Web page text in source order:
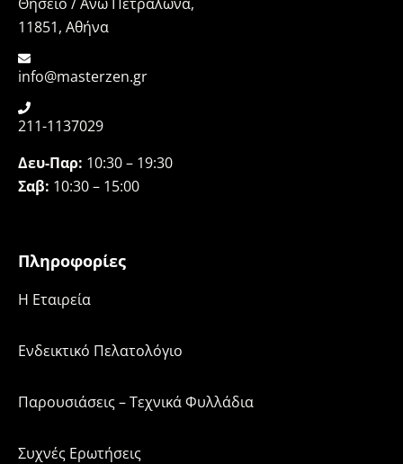
11851, Αθήνα
info@masterzen.gr
211-1137029
Δευ-Παρ: 10:30 – 19:30
Σαβ: 10:30 – 15:00
Πληροφορίες
H Εταιρεία
Ενδεικτικό Πελατολόγιο
Παρουσιάσεις – Τεχνικά Φυλλάδια
Συχνές Ερωτήσεις